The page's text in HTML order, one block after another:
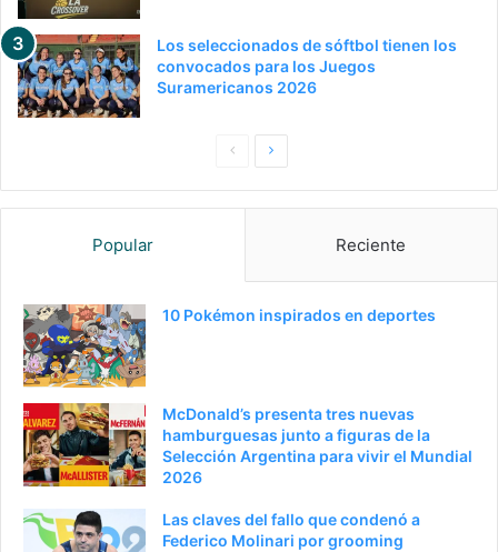
Los seleccionados de sóftbol tienen los
convocados para los Juegos
Suramericanos 2026
g
e
r
o
g
p
á
i
Popular Reciente
10 Pokémon inspirados en deportes
McDonald’s presenta tres nuevas
hamburguesas junto a figuras de la
Selección Argentina para vivir el Mundial
2026
Las claves del fallo que condenó a
Federico Molinari por grooming